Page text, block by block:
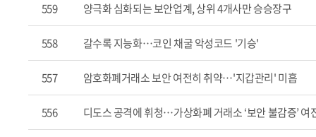
559 양극화 심화되는 보안업계, 상위 4개사만 승승장구
558 갈수록 지능화…코인 채굴 악성코드 '기승'
557 암호화폐거래소 보안 여전히 취약…'지갑관리' 미흡
556 디도스 공격에 휘청…가상화폐 거래소 ‘보안 불감증’ 여